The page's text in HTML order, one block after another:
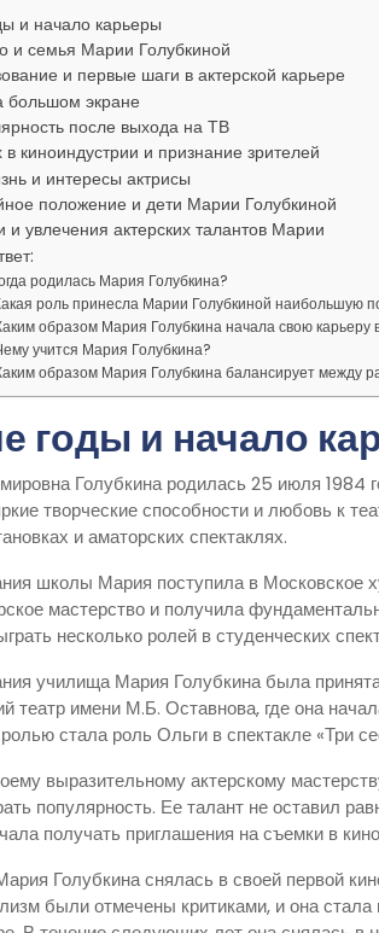
и начало карьеры
и семья Марии Голубкиной
и первые шаги в актерской карьере
большом экране
после выхода на ТВ
в киноиндустрии и признание зрителей
и интересы актрисы
положение и дети Марии Голубкиной
и увлечения актерских талантов Марии
родилась Мария Голубкина?
роль принесла Марии Голубкиной наибольшую
образом Мария Голубкина начала свою карьеру
учится Мария Голубкина?
образом Мария Голубкина балансирует между
годы и начало
Голубкина родилась 25 июля 1984
творческие способности и любовь к
и аматорских спектаклях.
школы Мария поступила в Московское
мастерство и получила
несколько ролей в студенческих
училища Мария Голубкина была
театр имени М.Б. Оставнова, где она
стала роль Ольги в спектакле «Три
выразительному актерскому
популярность. Ее талант не оставил
получать приглашения на съемки в
Голубкина снялась в своей первой
были отмечены критиками, и она